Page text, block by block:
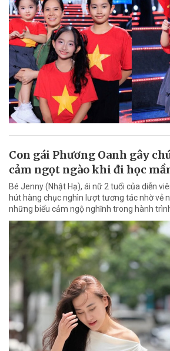
Con gái Phương Oanh gây
cảm ngọt ngào khi đi học
Bé Jenny (Nhật Hạ), ái nữ 2 tuổi của diễn
hút hàng chục nghìn lượt tương tác nhờ vẻ
những biểu cảm ngộ nghĩnh trong hành